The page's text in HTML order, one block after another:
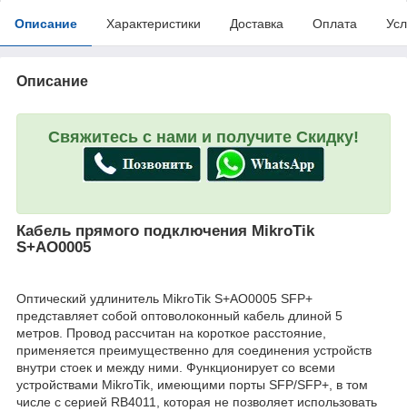
Описание Характеристики Доставка Оплата
Описание
Свяжитесь с нами и получите Скидку!
Кабель прямого подключения MikroTik
S+AO0005
Оптический удлинитель MikroTik S+AO0005 SFP+
представляет собой оптоволоконный кабель длиной 5
метров. Провод рассчитан на короткое расстояние,
применяется преимущественно для соединения устройств
внутри стоек и между ними. Функционирует со всеми
устройствами MikroTik, имеющими порты SFP/SFP+, в том
числе с серией RB4011, которая не позволяет использовать